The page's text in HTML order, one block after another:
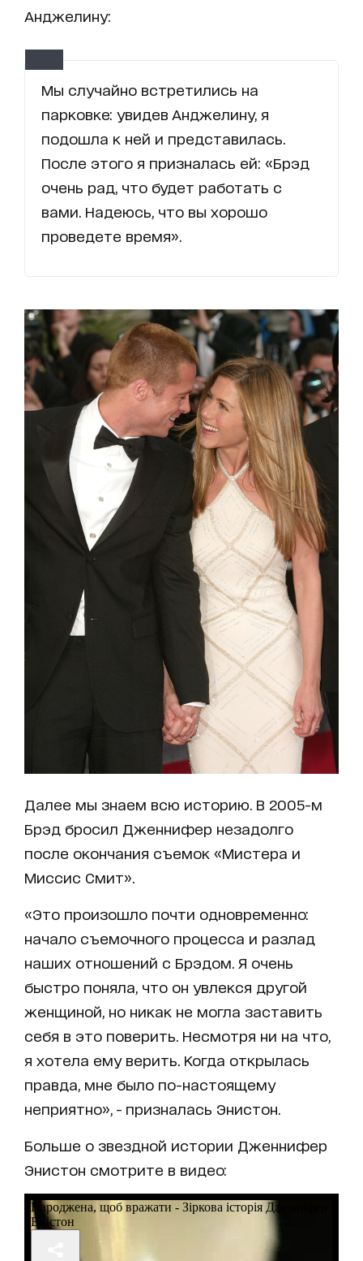
Анджелину:
Мы случайно встретились на
парковке: увидев Анджелину, я
подошла к ней и представилась.
После этого я призналась ей: «Брэд
очень рад, что будет работать с
вами. Надеюсь, что вы хорошо
проведете время».
Далее мы знаем всю историю. В 2005-м
Брэд бросил Дженнифер незадолго
после окончания съемок «Мистера и
Миссис Смит».
«Это произошло почти одновременно:
начало съемочного процесса и разлад
наших отношений с Брэдом. Я очень
быстро поняла, что он увлекся другой
женщиной, но никак не могла заставить
себя в это поверить. Несмотря ни на что,
я хотела ему верить. Когда открылась
правда, мне было по-настоящему
неприятно», - призналась Энистон.
Больше о звездной истории Дженнифер
Энистон смотрите в видео: